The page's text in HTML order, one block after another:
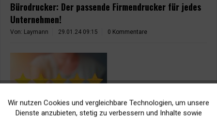
Bürodrucker: Der passende Firmendrucker für jedes
Unternehmen!
Von: Laymann 29.01.24 09:15 0 Kommentare
Funktionale Aktiv
Wir nutzen Cookies und vergleichbare Technologien, um unsere
Dienste anzubieten, stetig zu verbessern und Inhalte sowie